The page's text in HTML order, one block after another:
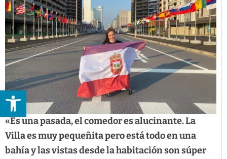
Abrir barra de herramientas
«Es una pasada, el comedor es alucinante. La
Villa es muy pequeñita pero está todo en una
bahía y las vistas desde la habitación son súper